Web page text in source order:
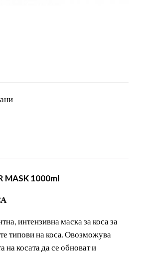
MASK 1000ml
интензивна маска за коса за
типови на коса. Овозможува
на косата да се обноват и